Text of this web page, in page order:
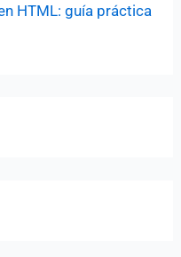
HTML: guía práctica